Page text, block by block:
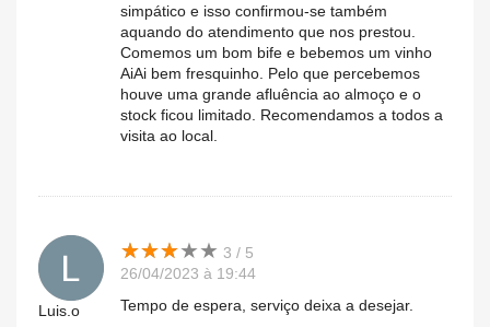
simpático e isso confirmou-se também
aquando do atendimento que nos prestou.
Comemos um bom bife e bebemos um vinho
AiAi bem fresquinho. Pelo que percebemos
houve uma grande afluência ao almoço e o
stock ficou limitado. Recomendamos a todos a
visita ao local.
Luis.o
★★★★★
★★★★★ 3 / 5
26/04/2023 à 19:44
Tempo de espera, serviço deixa a desejar.